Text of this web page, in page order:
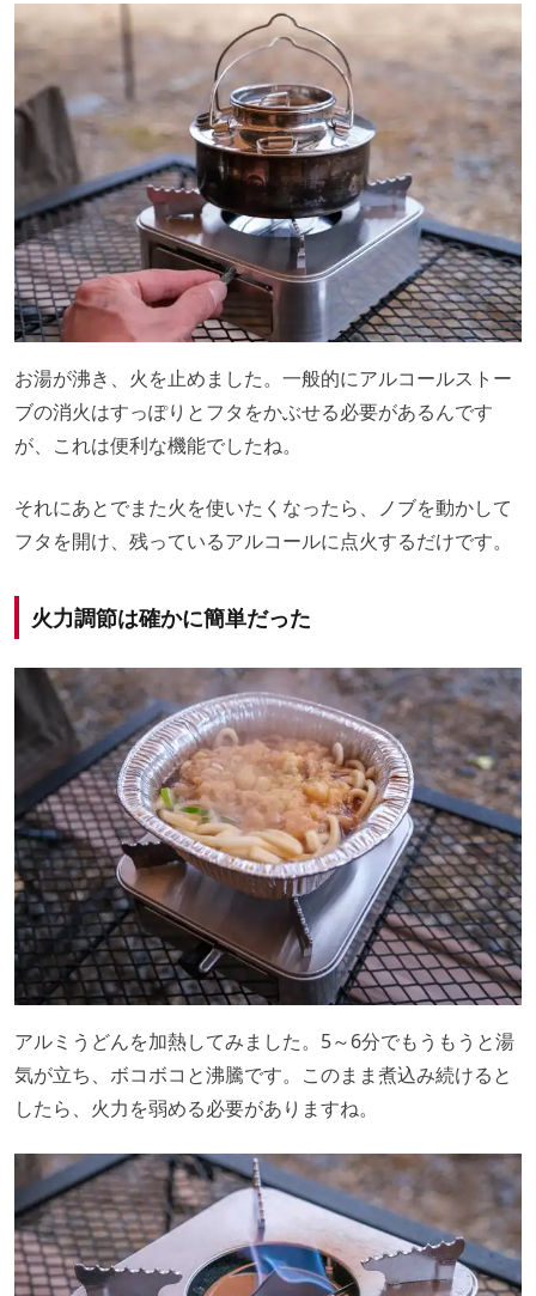
お湯が沸き、火を止めました。一般的にアルコールストー
ブの消火はすっぽりとフタをかぶせる必要があるんです
が、これは便利な機能でしたね。
それにあとでまた火を使いたくなったら、ノブを動かして
フタを開け、残っているアルコールに点火するだけです。
火力調節は確かに簡単だった
アルミうどんを加熱してみました。5～6分でもうもうと湯
気が立ち、ボコボコと沸騰です。このまま煮込み続けると
したら、火力を弱める必要がありますね。